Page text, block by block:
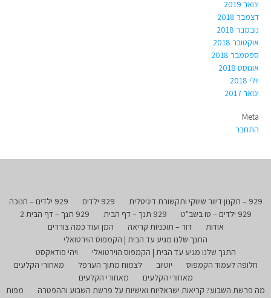
ינואר 2019
דצמבר 2018
נובמבר 2018
אוקטובר 2018
ספטמבר 2018
אוגוסט 2018
יולי 2018
ינואר 2017
Meta
התחבר
929 – תקנון דיוור שיווקי ותקשורת דיגיטלית 929 ילדים
929 ילדים – חנוכה
929 ילדים – טו בשב"ט
929 תנך – דף הבית
929 תנך – דף הבית 2
אודות
דור – תוכניות קריאה
המן ועוד כמה צוררים
התנך שלנו מגיע עד הבית | הקמפוס הוירטואלי
התנך שלנו מגיע עד הבית | הקמפוס הוירטואלי
ויהי פודאקסט
חלופה לעמוד הקמפוס
יוטיוב לצמוח מתוך הערפל
מאחורי הקלעים
מאחורי הקלעים
מאחורי הקלעים
מה פרשת השבוע? קריאות ישראליות ואישיות על פרשת השבוע וההפטרה
מפות